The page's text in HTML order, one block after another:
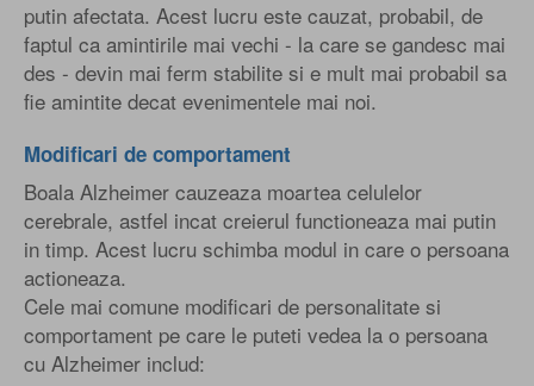
putin afectata. Acest lucru este cauzat, probabil, de
faptul ca amintirile mai vechi - la care se gandesc mai
des - devin mai ferm stabilite si e mult mai probabil sa
fie amintite decat evenimentele mai noi.
Modificari de comportament
Boala Alzheimer cauzeaza moartea celulelor
cerebrale, astfel incat creierul functioneaza mai putin
in timp. Acest lucru schimba modul in care o persoana
actioneaza.
Cele mai comune modificari de personalitate si
comportament pe care le puteti vedea la o persoana
cu Alzheimer includ: